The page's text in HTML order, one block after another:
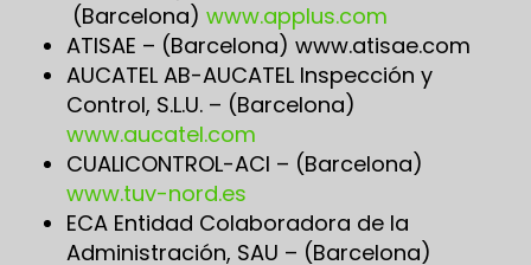
(Barcelona) www.applus.com
ATISAE – (Barcelona) www.atisae.com
AUCATEL AB-AUCATEL Inspección y
Control, S.L.U. – (Barcelona)
www.aucatel.com
CUALICONTROL-ACI – (Barcelona)
www.tuv-nord.es
ECA Entidad Colaboradora de la
Administración, SAU – (Barcelona)